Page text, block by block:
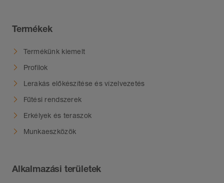
Termékek
Termékünk kiemelt
Profilok
Lerakás előkészítése és vízelvezetés
Fűtési rendszerek
Erkélyek és teraszok
Munkaeszközök
Alkalmazási területek